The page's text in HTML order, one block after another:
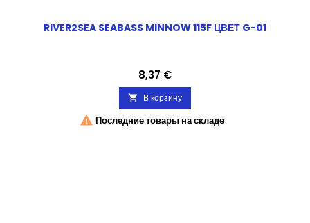
RIVER2SEA SEABASS MINNOW 115F ЦВЕТ G-01
Цена
8,37 €
 В корзину
 Последние товары на складе